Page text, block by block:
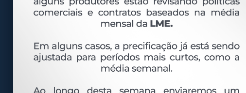
Ver perfis relacionados